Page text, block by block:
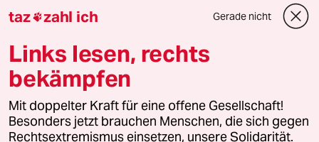
Verlag
Aktuelles
taz zahl ich Gerade nicht
Links lesen, rechts
bekämpfen
Mit doppelter Kraft für eine offene Gesellschaft!
Besonders jetzt brauchen Menschen, die sich gegen
Rechtsextremismus einsetzen, unsere Solidarität.